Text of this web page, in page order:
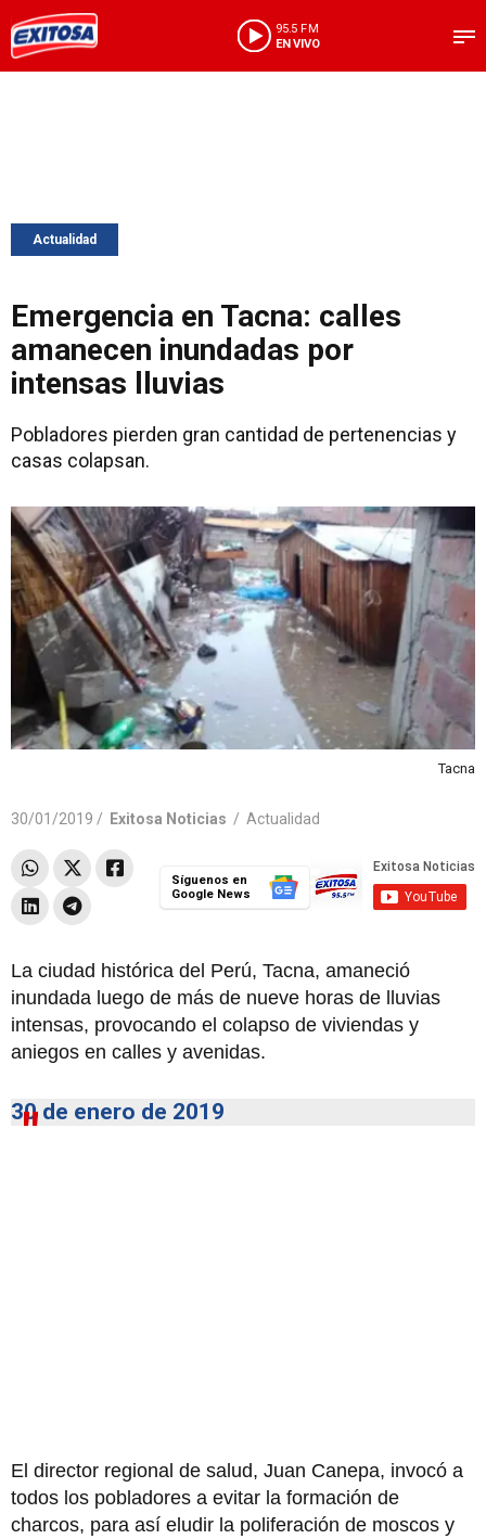
95.5 FM
EN VIVO
Actualidad
Emergencia en Tacna: calles
amanecen inundadas por
intensas lluvias
Pobladores pierden gran cantidad de pertenencias y
casas colapsan.
Tacna
30/01/2019 / Exitosa Noticias / Actualidad
Síguenos en
Google News
La ciudad histórica del Perú, Tacna, amaneció
inundada luego de más de nueve horas de lluvias
intensas, provocando el colapso de viviendas y
aniegos en calles y avenidas.
30 de enero de 2019
El director regional de salud, Juan Canepa, invocó a
todos los pobladores a evitar la formación de
charcos, para así eludir la poliferación de moscos y